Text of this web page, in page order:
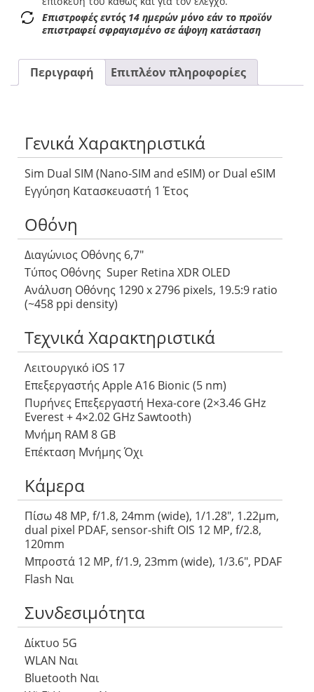
Επιστροφές εντός 14 ημερών μόνο εάν το προϊόν
επιστραφεί σφραγισμένο σε άψογη κατάσταση
Περιγραφή Επιπλέον πληροφορίες
Γενικά Χαρακτηριστικά
Sim Dual SIM (Nano-SIM and eSIM) or Dual eSIM
Εγγύηση Κατασκευαστή 1 Έτος
Οθόνη
Διαγώνιος Οθόνης 6,7″
Τύπος Οθόνης Super Retina XDR OLED
Ανάλυση Οθόνης 1290 x 2796 pixels, 19.5:9 ratio
(~458 ppi density)
Τεχνικά Χαρακτηριστικά
Λειτουργικό iOS 17
Επεξεργαστής Apple A16 Bionic (5 nm)
Πυρήνες Επεξεργαστή Hexa-core (2×3.46 GHz
Everest + 4×2.02 GHz Sawtooth)
Μνήμη RAM 8 GB
Επέκταση Μνήμης Όχι
Κάμερα
Πίσω 48 MP, f/1.8, 24mm (wide), 1/1.28″, 1.22µm,
dual pixel PDAF, sensor-shift OIS 12 MP, f/2.8,
120mm
Μπροστά 12 MP, f/1.9, 23mm (wide), 1/3.6″, PDAF
Flash Ναι
Συνδεσιμότητα
Δίκτυο 5G
WLAN Ναι
Bluetooth Ναι